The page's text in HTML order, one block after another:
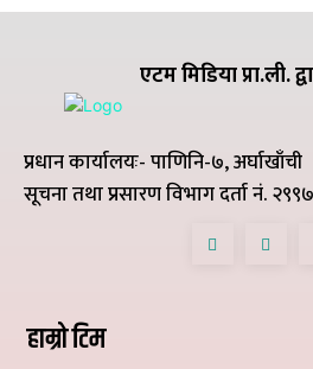
एटम मिडिया प्रा.ली.
प्रधान कार्यालयः- पाणिनि-७, अर्घाखाँची
सूचना तथा प्रसारण विभाग दर्ता नं.
हाम्रो टिम